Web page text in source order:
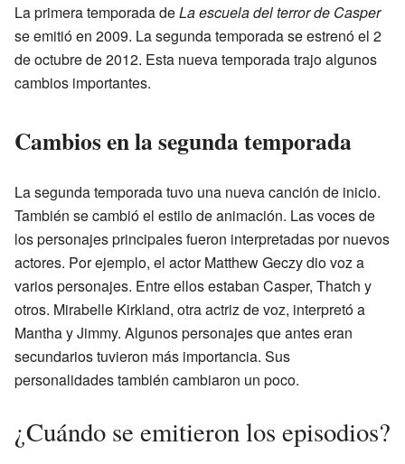
La primera temporada deLa escuela del terror de Casper
se emitió en 2009. La segunda temporada se estrenó el 2
de octubre de 2012. Esta nueva temporada trajo algunos
cambios importantes.
Cambios en la segunda temporada
La segunda temporada tuvo una nueva canción de inicio.
También se cambió el estilo de animación. Las voces de
los personajes principales fueron interpretadas por nuevos
actores. Por ejemplo, el actor Matthew Geczy dio voz a
varios personajes. Entre ellos estaban Casper, Thatch y
otros. Mirabelle Kirkland, otra actriz de voz, interpretó a
Mantha y Jimmy. Algunos personajes que antes eran
secundarios tuvieron más importancia. Sus
personalidades también cambiaron un poco.
¿Cuándo se emitieron los episodios?